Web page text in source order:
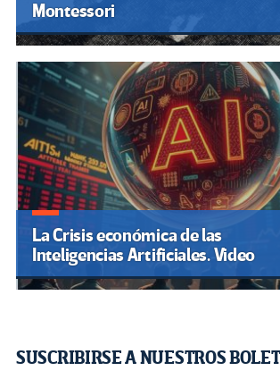
Montessori
La Crisis económica de las
Inteligencias Artificiales. Video
SUSCRIBIRSE A NUESTROS